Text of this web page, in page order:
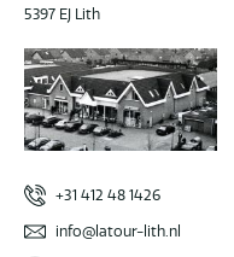
5397 EJ Lith
+31 412 48 1426
info@latour-lith.nl